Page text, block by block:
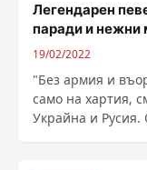
Легендарен
паради и
19/02/2022
"Без армия и
само на хартия,
Украйна и